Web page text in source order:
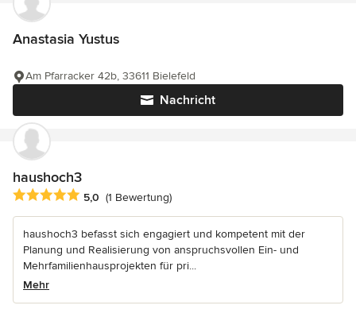
Anastasia Yustus
Nachricht
Am Pfarracker 42b, 33611 Bielefeld
haushoch3
Durchschnittliche Bewertung: 5 von 5 Sternen
5,0 (1 Bewertung)
haushoch3 befasst sich engagiert und kompetent mit der
Planung und Realisierung von anspruchsvollen Ein- und
Mehrfamilienhausprojekten für pri...
Mehr